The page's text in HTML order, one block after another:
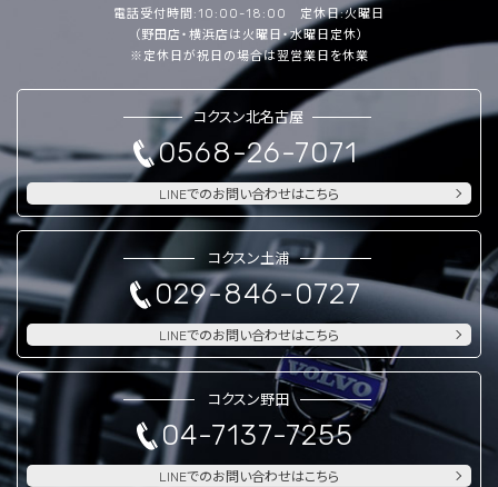
電話受付時間:10:00-18:00 定休日:火曜日
（野田店・横浜店は火曜日・水曜日定休）
※定休日が祝日の場合は翌営業日を休業
コクスン北名古屋
0568-26-7071
LINEでのお問い合わせはこちら
コクスン土浦
029-846-0727
LINEでのお問い合わせはこちら
コクスン野田
04-7137-7255
LINEでのお問い合わせはこちら